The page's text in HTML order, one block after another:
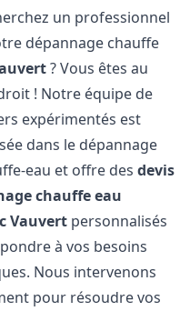
un professionnel
dépannage chauffe
? Vous êtes au
! Notre équipe de
expérimentés est
dans le dépannage
eau et offre desdevis
chauffe eau
Vauvert personnalisés
à vos besoins
Nous intervenons
pour résoudre vos